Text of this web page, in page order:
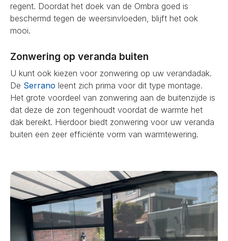
regent. Doordat het doek van de Ombra goed is
beschermd tegen de weersinvloeden, blijft het ook
mooi.
Zonwering op veranda buiten
U kunt ook kiezen voor zonwering op uw verandadak.
De Serrano leent zich prima voor dit type montage.
Het grote voordeel van zonwering aan de buitenzijde is
dat deze de zon tegenhoudt voordat de warmte het
dak bereikt. Hierdoor biedt zonwering voor uw veranda
buiten een zeer efficiënte vorm van warmtewering.